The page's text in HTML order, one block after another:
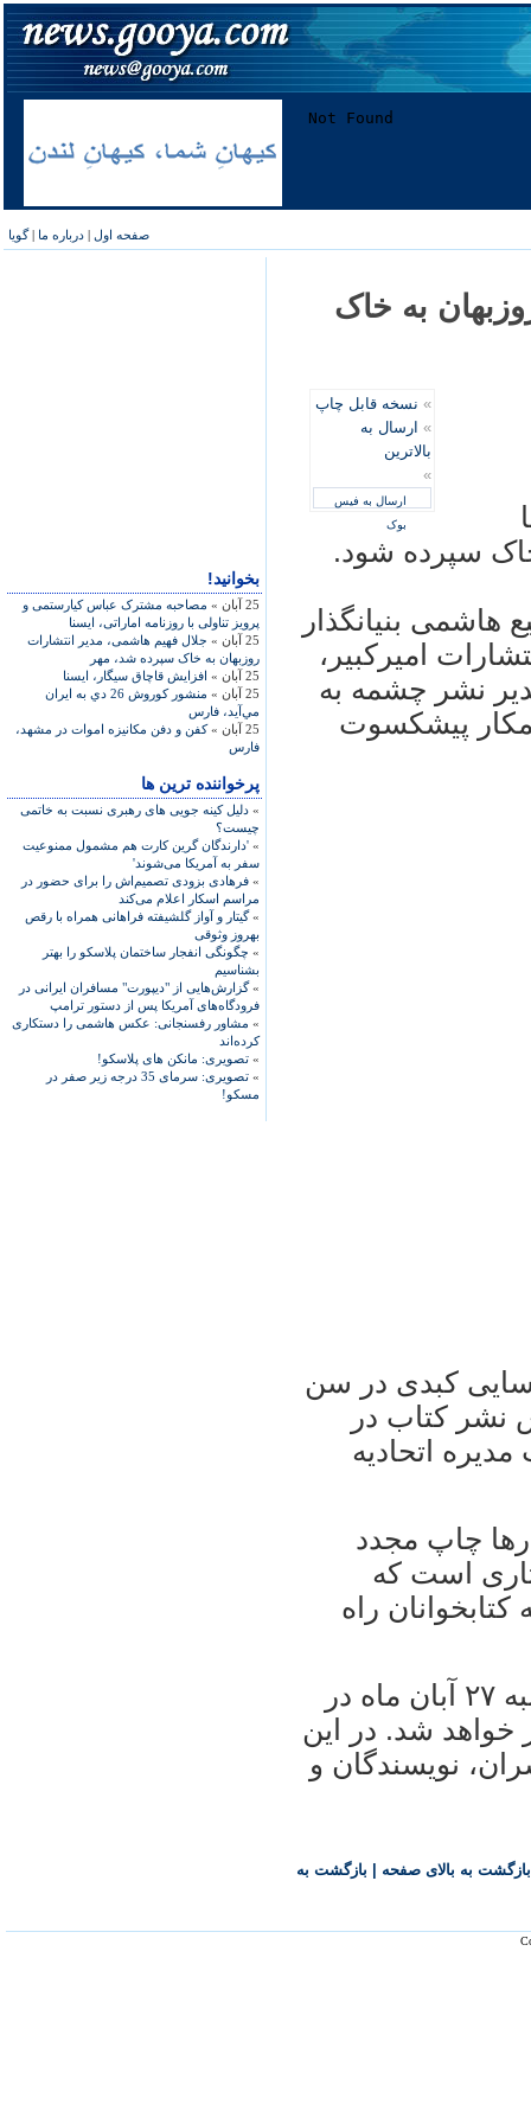
صفحه اول | درباره ما |گویا
بخوانید!
25 آبان »
مصاحبه‌ مشترک عباس کيارستمی و
پرويز تناولی با روزنامه‌ اماراتی، ايسنا
25 آبان »
جلال فهيم هاشمی، مدير انتشارات
روزبهان به خاک سپرده شد، مهر
25 آبان »
افزايش قاچاق سيگار، ايسنا
25 آبان »
منشور كوروش 26 دي به ايران
مي‌آيد، فارس
25 آبان »
كفن و دفن مکانیزه اموات در مشهد،
فارس
پرخواننده ترین ها
» دلیل کینه جویی های رهبری نسبت به خاتمی
چیست؟
» 'دارندگان گرین کارت هم مشمول ممنوعیت
سفر به آمریکا می‌شوند'
» فرهادی بزودی تصمیم‌اش را برای حضور در
مراسم اسکار اعلام می‌کند
»گیتار و آواز گلشیفته فراهانی همراه با رقص
بهروز وثوقی
» چگونگی انفجار ساختمان پلاسکو را بهتر
بشناسیم
»گزارش‌هایی از "دیپورت" مسافران ایرانی در
فرودگاه‌های آمریکا پس از دستور ترامپ
» مشاور رفسنجانی: عکس هاشمی را دستکاری
کرده‌اند
» تصویری: مانکن های پلاسکو!
»
تصویری: سرمای 35 درجه زیر صفر در
مسکو!
به خاک
» نسخه قابل چاپ
» ارسال به
بالاترین
»
ارسال به فیس
بوک
سپرده شود.
هاشمی بنيانگذار
اميرکبير،
نشر چشمه به
پيشکسوت
کبدی در سن
نشر کتاب در
اتحاديه
چاپ مجدد
است که
راه
مراسم بزرگداشت هاشمی روز چهارشنبه ۲۷ آبان ماه در
خواهد شد. در اين
جمعی از ناشران، نويسندگان و
بازگشت به بالای صفحه بازگشت به